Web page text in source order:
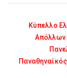
Κύπελλο
Απόλλων